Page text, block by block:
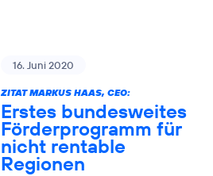
16. Juni 2020
ZITAT MARKUS HAAS, CEO:
Erstes bundesweites
Förderprogramm für
nicht rentable
Regionen